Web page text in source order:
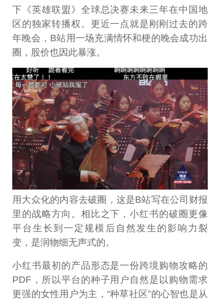
下《英雄联盟》全球总决赛未来三年在中国地
区的独家转播权。更近一点就是刚刚过去的跨
年晚会，B站用一场充满情怀和梗的晚会成功出
圈，股价也因此暴涨。
用大众化的内容去破圈，这是B站写在公司财报
里的战略方向。相比之下，小红书的破圈更像
平台生长到一定规模后自然发生的影响力裂
变，是润物细无声式的。
小红书最初的产品形态是一份跨境购物攻略的
PDF，所以平台的种子用户自然是以购物需求
更强的女性用户为主，“种草社区”的心智也是从